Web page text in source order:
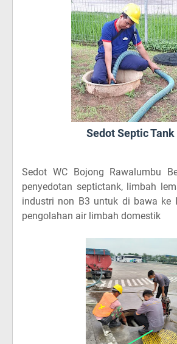
Sedot Septic Tank
Sedot WC Bojong Rawalumbu
penyedotan septictank, limbah
industri non B3 untuk di bawa ke
pengolahan air limbah domestik